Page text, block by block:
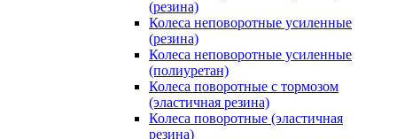
(резина)
Колеса неповоротные усиленные
(резина)
Колеса неповоротные усиленные
(полиуретан)
Колеса поворотные c тормозом
(эластичная резина)
Колеса поворотные (эластичная
резина)